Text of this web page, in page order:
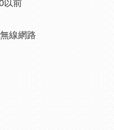
以前
線網路